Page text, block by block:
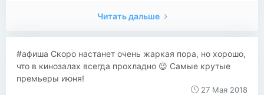
Читать дальше
#афиша Скоро настанет очень жаркая пора, но хорошо,
что в кинозалах всегда прохладно 😉 Самые крутые
премьеры июня!
27 Мая 2018